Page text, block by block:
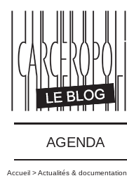
AGENDA
Accueil >Actualités &